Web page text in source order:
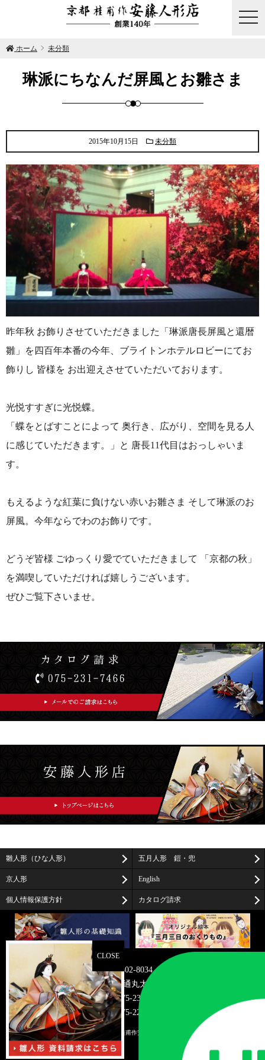
ホーム 未分類
琳派にちなんだ屏風とお雛さま
2015年10月15日 未分類
昨年秋 お飾りさせていただきました「琳派唐長屏風と還暦
雛」を四百年本番の今年、ブライトンホテルロビーにてお
飾りし 皆様を お出迎えさせていただいております。
光悦すすぎに光悦蝶。
「蝶をとばすことによって 奥行き、広がり、空間を見る人
に感じていただきます。」と 唐長11代目はおっしゃいま
す。
もえるような紅葉に負けない赤いお雛さま そして琳派のお
屏風。今年ならでわのお飾りです。
どうぞ皆様 ごゆっくり愛でていただきまして 「京都の秋」
を満喫していただければ嬉しうございます。
ぜひご覧下さいませ。
雛人形（ひな人形） 五月人形 鎧・兜
京人形 English
個人情報保護方針 カタログ請求
〒602-8034
京都市上京区油小路通丸太町上る米屋町273-2
TEL075-231-7466
FAX075-221-0583
© 2026雛人形・京雛・京人形の桂甫作安藤人形店/京都 . All rights reserved.